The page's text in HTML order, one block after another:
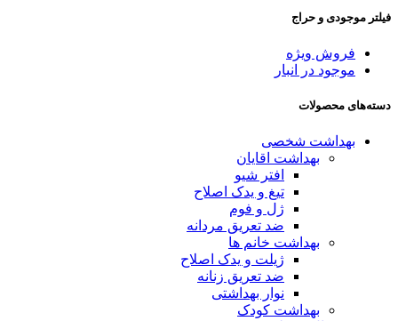
فیلتر موجودی و حراج
فروش ویژه
موجود در انبار
دسته‌های محصولات
بهداشت شخصی
بهداشت اقایان
افتر شیو
تیغ و یدک اصلاح
ژل و فوم
ضد تعریق مردانه
بهداشت خانم ها
ژیلت و یدک اصلاح
ضد تعریق زنانه
نوار بهداشتی
بهداشت کودک